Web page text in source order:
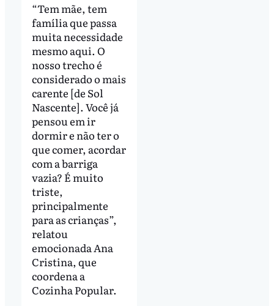
“Tem mãe, tem
família que passa
muita necessidade
mesmo aqui. O
nosso trecho é
considerado o mais
carente [de Sol
Nascente]. Você já
pensou em ir
dormir e não ter o
que comer, acordar
com a barriga
vazia? É muito
triste,
principalmente
para as crianças”,
relatou
emocionada Ana
Cristina, que
coordena a
Cozinha Popular.